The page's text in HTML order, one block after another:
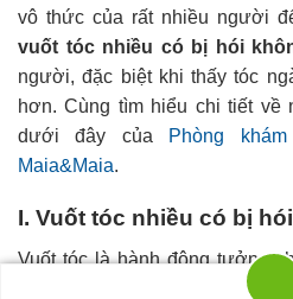
thức của rất nhiều người để giữ
nhiều có bị hói khônglà thắc
khi thấy tóc ngày càng mỏng và
chi tiết về nội dung này qua
khám Chuyên khoa Da liễu
Vuốt tóc là hành động tưởng
ra ảnh hưởng đáng kể đến
thường xuyên. Vậy vuốt tóc